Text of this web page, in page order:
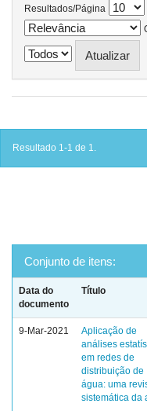
Resultados/Página
Resultado 1-1 de 1.
Conjunto de itens:
Data do
documento
Título
9-Mar-2021
Aplicação de
análises
em redes de
distribuição de
água: uma
sistemática da